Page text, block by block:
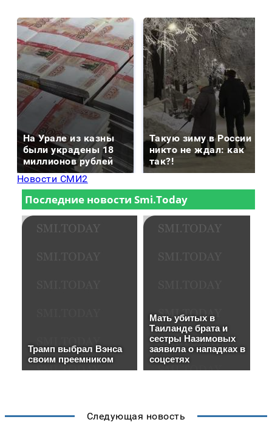
На Урале из казны
были украдены 18
миллионов рублей
Такую зиму в России
никто не ждал: как
так?!
Новости СМИ2
Следующая новость